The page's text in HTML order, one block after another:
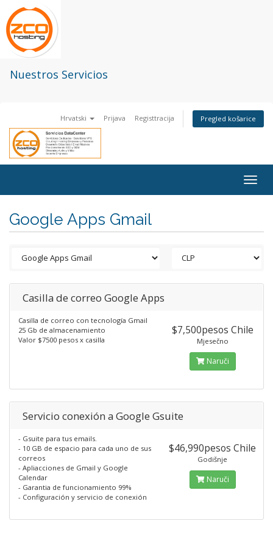
Nuestros Servicios
Hrvatski Prijava Registtracija Pregled košarice
Google Apps Gmail
Casilla de correo Google Apps
Casilla de correo con tecnología Gmail
25 Gb de almacenamiento
Valor $7500 pesos x casilla
$7,500pesos Chile
Mjesečno
Naruči
Servicio conexión a Google Gsuite
- Gsuite para tus emails.
- 10 GB de espacio para cada uno de sus
correos
- Apliacciones de Gmail y Google
Calendar
- Garantia de funcionamiento 99%
- Configuración y servicio de conexión
$46,990pesos Chile
Godišnje
Naruči